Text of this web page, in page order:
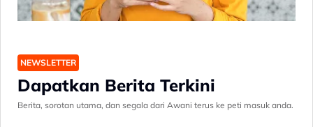
NEWSLETTER
Dapatkan Berita Terkini
Berita, sorotan utama, dan segala dari Awani terus ke peti masuk anda.